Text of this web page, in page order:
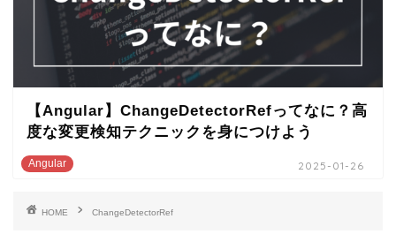
Angular
【Angular】ChangeDetectorRefってなに？高
度な変更検知テクニックを身につけよう
2025-01-26
HOME ChangeDetectorRef